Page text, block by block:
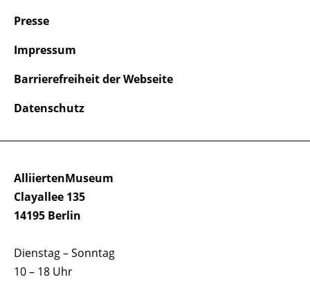
AlliiertenMuseum
Clayallee 135
14195 Berlin
Dienstag – Sonntag
10 – 18 Uhr
Presse
Impressum
Barrierefreiheit der Webseite
Datenschutz